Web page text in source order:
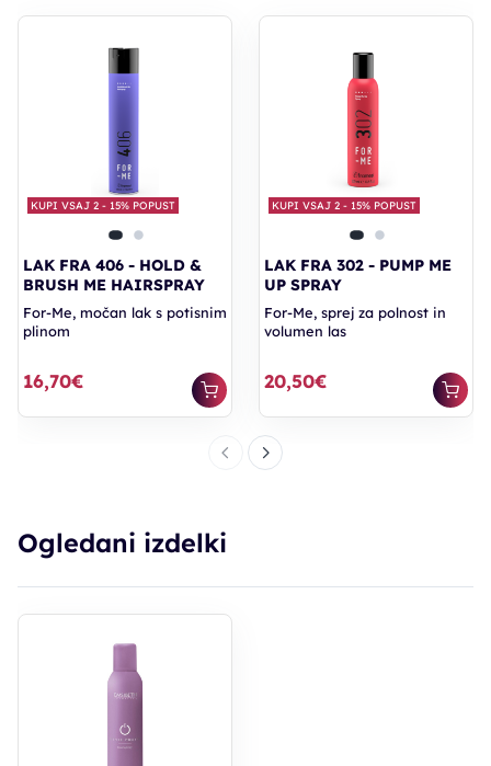
KUPI VSAJ 2 - 15% POPUST
LAK FRA 406 - HOLD &
BRUSH ME HAIRSPRAY
For-Me, močan lak s potisnim
plinom
16,70€
KUPI VSAJ 2 - 15% POPUST
LAK FRA 302 - PUMP ME
UP SPRAY
For-Me, sprej za polnost in
volumen las
20,50€
Ogledani izdelki